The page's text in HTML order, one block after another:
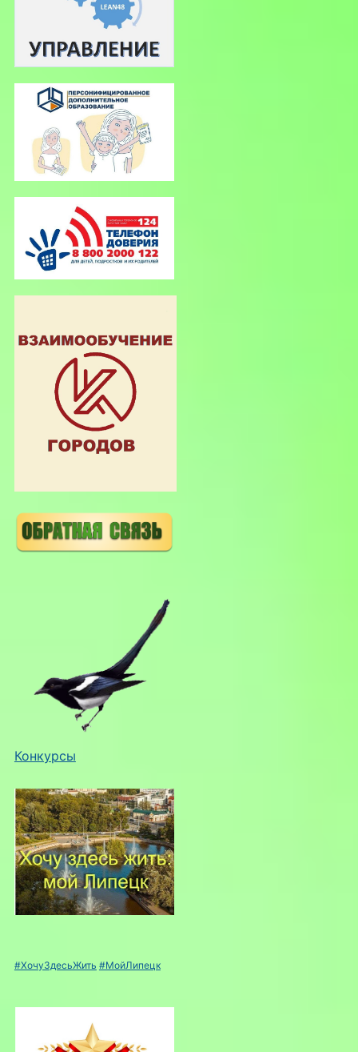
Конкурсы
#ХочуЗдесьЖить #МойЛипецк